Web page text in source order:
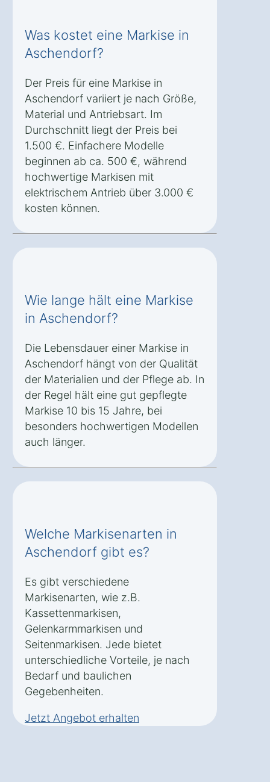
Was kostet eine Markise in
Aschendorf?
Der Preis für eine Markise in
Aschendorf variiert je nach Größe,
Material und Antriebsart. Im
Durchschnitt liegt der Preis bei
1.500 €. Einfachere Modelle
beginnen ab ca. 500 €, während
hochwertige Markisen mit
elektrischem Antrieb über 3.000 €
kosten können.
Wie lange hält eine Markise
in Aschendorf?
Die Lebensdauer einer Markise in
Aschendorf hängt von der Qualität
der Materialien und der Pflege ab. In
der Regel hält eine gut gepflegte
Markise 10 bis 15 Jahre, bei
besonders hochwertigen Modellen
auch länger.
Welche Markisenarten in
Aschendorf gibt es?
Es gibt verschiedene
Markisenarten, wie z.B.
Kassettenmarkisen,
Gelenkarmmarkisen und
Seitenmarkisen. Jede bietet
unterschiedliche Vorteile, je nach
Bedarf und baulichen
Gegebenheiten.
Jetzt Angebot erhalten